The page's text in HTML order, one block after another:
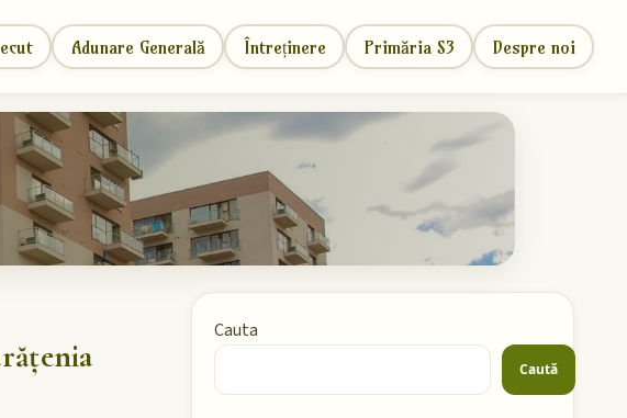
Adunare Generală Întreținere Primăria S3 Despre noi
Cauta
Caută